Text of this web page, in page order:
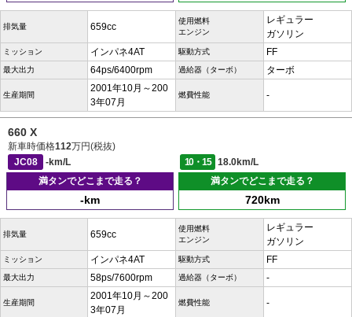
排気量 659cc
使用燃料
エンジン
レギュラー
ガソリン
ミッション インパネ4AT 駆動方式 FF
最大出力 64ps/6400rpm 過給器（ターボ） ターボ
生産期間
2001年10月～200
3年07月
燃費性能 -
660 X
新車時価格112万円(税抜)
JC08
-km/L 10・15
18.0km/L
満タンでどこまで走る？
-km
満タンでどこまで走る？
720km
排気量 659cc
使用燃料
エンジン
レギュラー
ガソリン
ミッション インパネ4AT 駆動方式 FF
最大出力 58ps/7600rpm 過給器（ターボ） -
生産期間
2001年10月～200
3年07月
燃費性能 -